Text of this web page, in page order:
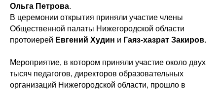
Ольга Петрова.
В церемонии открытия приняли участие члены
Общественной палаты Нижегородской области
протоиерей Евгений Худин и Гаяз-хазрат Закиров.
Мероприятие, в котором приняли участие около двух
тысяч педагогов, директоров образовательных
организаций Нижегородской области, прошло в